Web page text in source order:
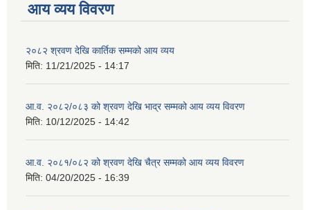
आय व्यय विवरण
२०८२ श्रवण देखि कार्तिक सम्मको आय व्यय
मिति: 11/21/2025 - 14:17
आ.व. २०८२/०८३ को श्रवण देखि भाद्र सम्मको आय व्यय विवरण
मिति: 10/12/2025 - 14:42
आ.व. २०८१/०८२ को श्रवण देखि चैत्र सम्मको आय व्यय विवरण
मिति: 04/20/2025 - 16:39